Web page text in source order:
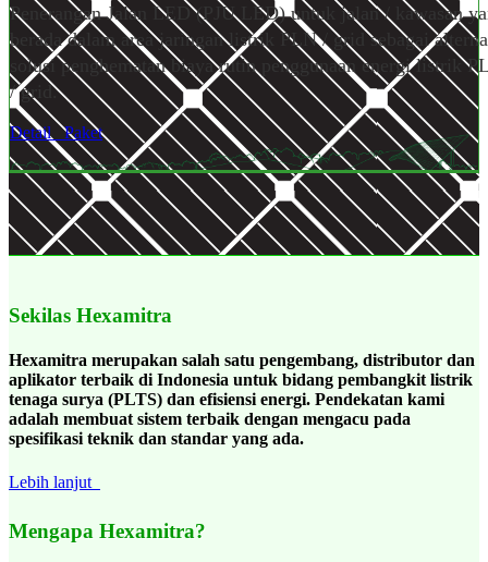
Penerangan Jalan LED (PJU LED) untuk jalan / kawasan
berada dalam area jaringan listrik PLN / grid sebagai
solusi penghematan biaya rutin penggunaan energi listrik
/ grid.
DetailPaket
Sekilas Hexamitra
Hexamitra merupakan salah satu pengembang, distributor dan
aplikator terbaik di Indonesia untuk bidang pembangkit listrik
tenaga surya (PLTS) dan efisiensi energi. Pendekatan kami
adalah membuat sistem terbaik dengan mengacu pada
spesifikasi teknik dan standar yang ada.
Lebih lanjut
Mengapa Hexamitra?